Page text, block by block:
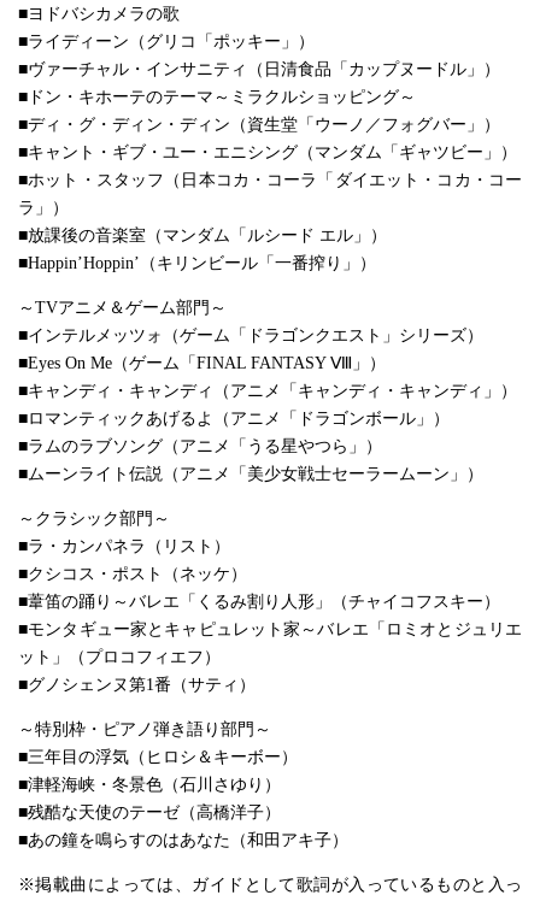
■ヨドバシカメラの歌
■ライディーン（グリコ「ポッキー」）
■ヴァーチャル・インサニティ（日清食品「カップヌードル」）
■ドン・キホーテのテーマ～ミラクルショッピング～
■ディ・グ・ディン・ディン（資生堂「ウーノ／フォグバー」）
■キャント・ギブ・ユー・エニシング（マンダム「ギャツビー」）
■ホット・スタッフ（日本コカ・コーラ「ダイエット・コカ・コー
ラ」）
■放課後の音楽室（マンダム「ルシード エル」）
■Happin’Hoppin’（キリンビール「一番搾り」）
～TVアニメ＆ゲーム部門～
■インテルメッツォ（ゲーム「ドラゴンクエスト」シリーズ）
■Eyes On Me（ゲーム「FINAL FANTASY Ⅷ」）
■キャンディ・キャンディ（アニメ「キャンディ・キャンディ」）
■ロマンティックあげるよ（アニメ「ドラゴンボール」）
■ラムのラブソング（アニメ「うる星やつら」）
■ムーンライト伝説（アニメ「美少女戦士セーラームーン」）
～クラシック部門～
■ラ・カンパネラ（リスト）
■クシコス・ポスト（ネッケ）
■葦笛の踊り～バレエ「くるみ割り人形」（チャイコフスキー）
■モンタギュー家とキャピュレット家～バレエ「ロミオとジュリエ
ット」（プロコフィエフ）
■グノシェンヌ第1番（サティ）
～特別枠・ピアノ弾き語り部門～
■三年目の浮気（ヒロシ＆キーボー）
■津軽海峡・冬景色（石川さゆり）
■残酷な天使のテーゼ（高橋洋子）
■あの鐘を鳴らすのはあなた（和田アキ子）
※掲載曲によっては、ガイドとして歌詞が入っているものと入っ